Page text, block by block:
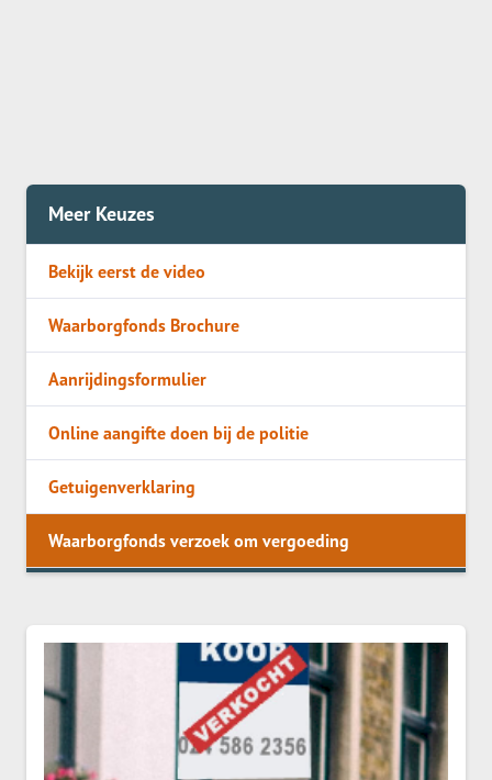
Meer Keuzes
Bekijk eerst de video
Waarborgfonds Brochure
Aanrijdingsformulier
Online aangifte doen bij de politie
Getuigenverklaring
Waarborgfonds verzoek om vergoeding